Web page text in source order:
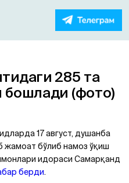
285 та
(фото)
17 август, душанба
жамоат бўлиб намоз ўқиш
идораси Самарқанд
берди.